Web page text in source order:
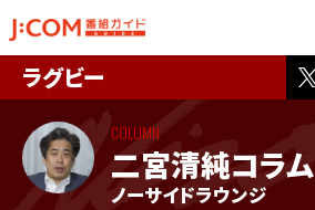
ラグビー
二宮清純コラム
ノーサイドラウンジ
COLUMN